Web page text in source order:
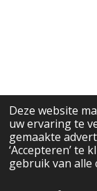
Deze website
uw ervaring te
gemaakte
‘Accepteren’ te
gebruik van alle